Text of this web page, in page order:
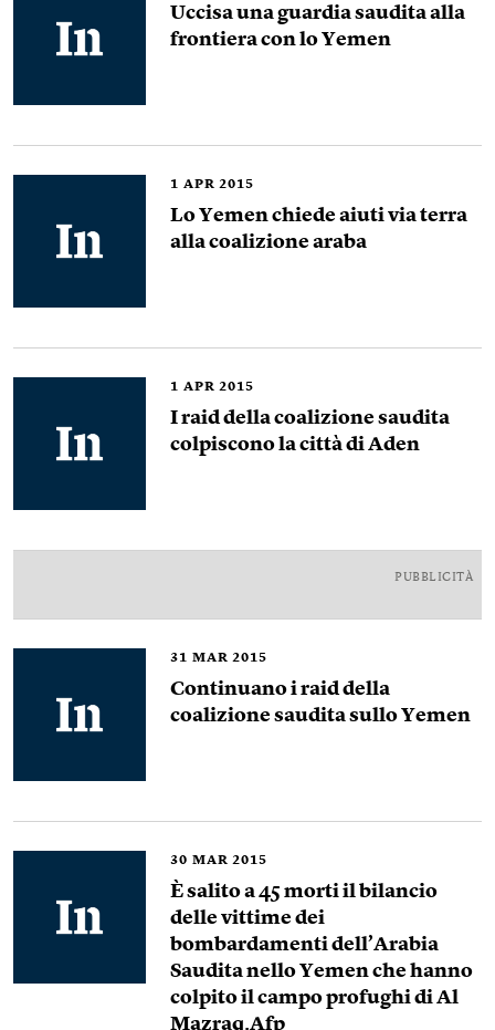
Uccisa una guardia saudita alla
frontiera con lo Yemen
1 APR 2015
Lo Yemen chiede aiuti via terra
alla coalizione araba
1 APR 2015
I raid della coalizione saudita
colpiscono la città di Aden
PUBBLICITÀ
31 MAR 2015
Continuano i raid della
coalizione saudita sullo Yemen
30 MAR 2015
È salito a 45 morti il bilancio
delle vittime dei
bombardamenti dell’Arabia
Saudita nello Yemen che hanno
colpito il campo profughi di Al
Mazraq.Afp